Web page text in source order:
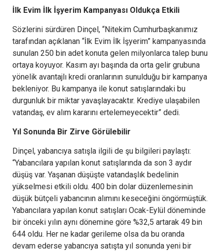
İlk Evim İlk İşyerim Kampanyası Oldukça Etkili
Sözlerini sürdüren Dinçel, “Nitekim Cumhurbaşkanımız
tarafından açıklanan “İlk Evim İlk İşyerim” kampanyasında
sunulan 250 bin adet konuta gelen milyonlarca talep bunu
ortaya koyuyor. Kasım ayı başında da orta gelir grubuna
yönelik avantajlı kredi oranlarının sunulduğu bir kampanya
bekleniyor. Bu kampanya ile konut satışlarındaki bu
durgunluk bir miktar yavaşlayacaktır. Krediye ulaşabilen
vatandaş, ev alım kararını ertelemeyecektir” dedi.
Yıl Sonunda Bir Zirve Görülebilir
Dinçel, yabancıya satışla ilgili de şu bilgileri paylaştı:
“Yabancılara yapılan konut satışlarında da son 3 aydır
düşüş var. Yaşanan düşüşte vatandaşlık bedelinin
yükselmesi etkili oldu. 400 bin dolar düzenlemesinin
düşük bütçeli yabancının alımını keseceğini öngörmüştük.
Yabancılara yapılan konut satışları Ocak-Eylül döneminde
bir önceki yılın aynı dönemine göre %32,5 artarak 49 bin
644 oldu. Her ne kadar gerileme olsa da bu oranda
devam ederse yabancıya satışta yıl sonunda yeni bir